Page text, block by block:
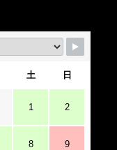
土 日
1 2
8 9